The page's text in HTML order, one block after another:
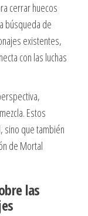
cerrar huecos
búsqueda de
existentes,
con las luchas
Estos
sino que también
de Mortal
las